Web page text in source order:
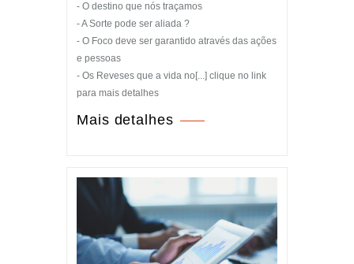
- O destino que nós traçamos
- A Sorte pode ser aliada ?
- O Foco deve ser garantido através das ações
e pessoas
- Os Reveses que a vida no[...] clique no link
para mais detalhes
Mais detalhes